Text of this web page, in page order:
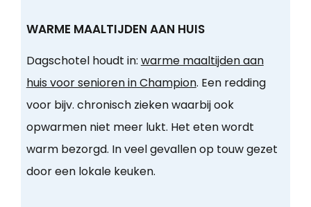
WARME MAALTIJDEN AAN HUIS
Dagschotel houdt in: warme maaltijden aan
huis voor senioren in Champion. Een redding
voor bijv. chronisch zieken waarbij ook
opwarmen niet meer lukt. Het eten wordt
warm bezorgd. In veel gevallen op touw gezet
door een lokale keuken.